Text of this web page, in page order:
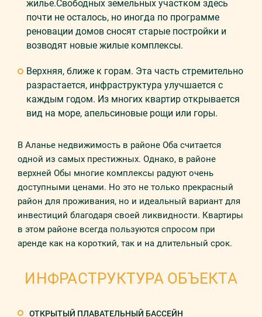
жилье.Свободных земельных участком здесь
почти не осталось, но иногда по программе
реновации домов сносят старые постройки и
возводят новые жилые комплексы.
Верхняя, ближе к горам. Эта часть стремительно
разрастается, инфраструктура улучшается с
каждым годом. Из многих квартир открывается
вид на море, апельсиновые рощи или горы.
В Аланье недвижимость в районе Оба считается
одной из самых престижных. Однако, в районе
верхней Обы многие комплексы радуют очень
доступными ценами. Но это не только прекрасный
район для проживания, но и идеальный вариант для
инвестиций благодаря своей ликвидности. Квартиры
в этом районе всегда пользуются спросом при
аренде как на короткий, так и на длительный срок.
ИНФРАСТРУКТУРА ОБЪЕКТА
ОТКРЫТЫЙ ПЛАВАТЕЛЬНЫЙ БАССЕЙН